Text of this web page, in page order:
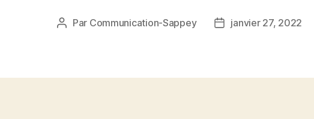
Auteur
Par Communication-Sappey
Datejanvier 27, 2022